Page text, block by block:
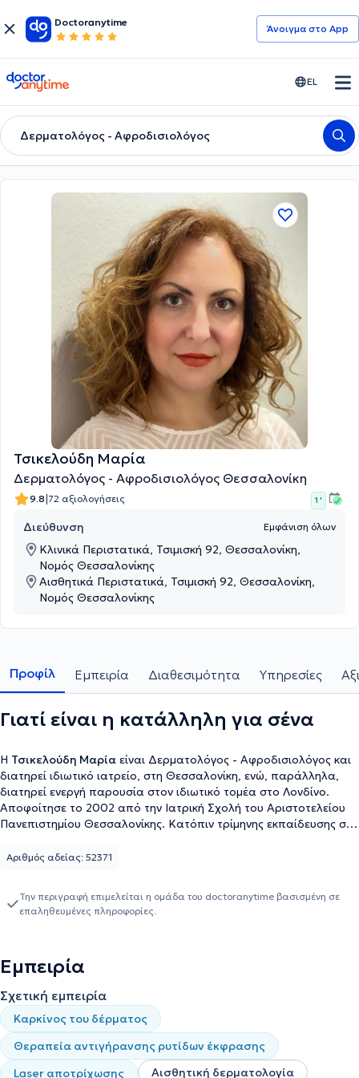
Doctoranytime
Άνοιγμα στο App
doctoranytime EL
Δερματολόγος - Αφροδισιολόγος
Τσικελούδη Μαρία
Δερματολόγος - Αφροδισιολόγος Θεσσαλονίκη
9.8|72 αξιολογήσεις 1 '
Διεύθυνση Εμφάνιση όλων
Κλινικά Περιστατικά, Τσιμισκή 92, Θεσσαλονίκη,
Νομός Θεσσαλονίκης
Αισθητικά Περιστατικά, Τσιμισκή 92, Θεσσαλονίκη,
Νομός Θεσσαλονίκης
Προφίλ Εμπειρία Διαθεσιμότητα Υπηρεσίες
Γιατί είναι η κατάλληλη για σένα
Η Τσικελούδη Μαρία είναι Δερματολόγος - Αφροδισιολόγος και
διατηρεί ιδιωτικό ιατρείο, στη Θεσσαλονίκη, ενώ, παράλληλα,
διατηρεί ενεργή παρουσία στον ιδιωτικό τομέα στο Λονδίνο.
Aποφοίτησε το 2002 από την Ιατρική Σχολή του Αριστοτελείου
Πανεπιστημίου Θεσσαλονίκης. Κατόπιν τρίμηνης εκπαίδευσης στο
Κοιλάδας του Κ.Υ. Τυρνάβου και, στη συνέχεια, εργάστηκε στην
όπου ολοκλήρωσε την εκπαίδευσή της στο κομμάτι της
Παθολογίας. Τα επόμενα τέσσερα έτη, διατέλεσε Επιστημονικός
ιατρικής ειδικότητας της Δερματολογίας - Αφροδισιολογίας,
Βρετανικού Εθνικού Συστήματος Υγείας (NHS). Πιο συγκεκριμένα,
εργάστηκε ως Επιμελήτρια στα νοσοκομεία Luton & Dunstable
Hospital, όπου αργότερα διετέλεσε και Honorary Consultant στην
Παιδοδερματολογία, στο Princess Alexandra Hospital και στο
North Middlesex Hospital. Στο τελευταίο μάλιστα, ανέλαβε και τη
Αριθμός αδείας: 52371
Την περιγραφή επιμελείται η ομάδα του doctoranytime βασισμένη σε
επαληθευμένες πληροφορίες.
Εμπειρία
Σχετική εμπειρία
Καρκίνος του δέρματος
Θεραπεία αντιγήρανσης ρυτίδων έκφρασης
Laser αποτρίχωσης
Αισθητική δερματολογία